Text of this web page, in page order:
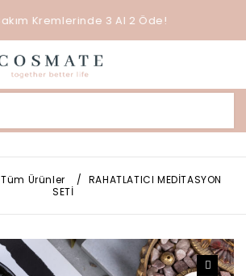
Kremlerinde 3 Al 2 Öde!
Tüm Ürünler / RAHATLATICI MEDİTASYON
SETİ